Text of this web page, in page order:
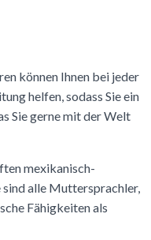
können Ihnen bei jeder
helfen, sodass Sie ein
Sie gerne mit der Welt
mexikanisch-
sind alle Muttersprachler,
Fähigkeiten als